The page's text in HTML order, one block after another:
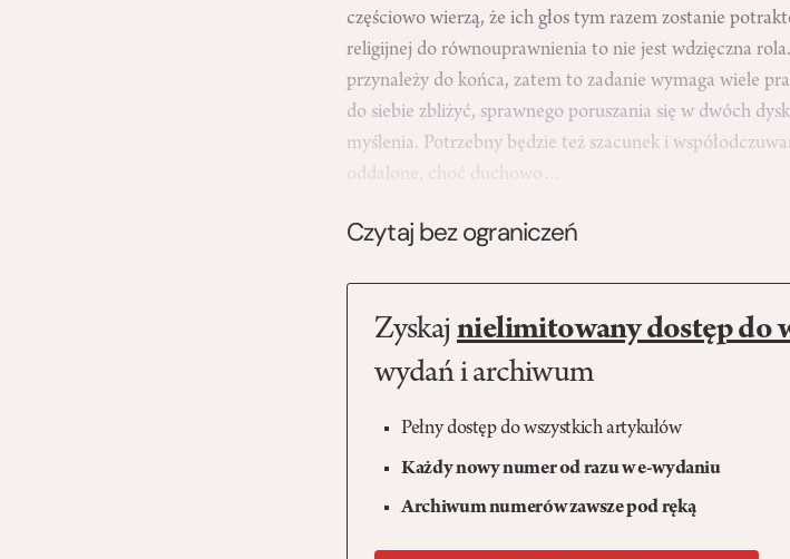
częściowo wierzą, że ich głos tym razem zostanie
religijnej do równouprawnienia to nie jest wdzięczna
przynależy do końca, zatem to zadanie wymaga wiele
do siebie zbliżyć, sprawnego poruszania się w dwóch
myślenia. Potrzebny będzie też szacunek i
oddalone, choć duchowo…
Czytaj bez ograniczeń
Zyskaj nielimitowany dostęp do
wydań i archiwum
Pełny dostęp do wszystkich artykułów
Każdy nowy numer od razu w e-wydaniu
Archiwum numerów zawsze pod ręką